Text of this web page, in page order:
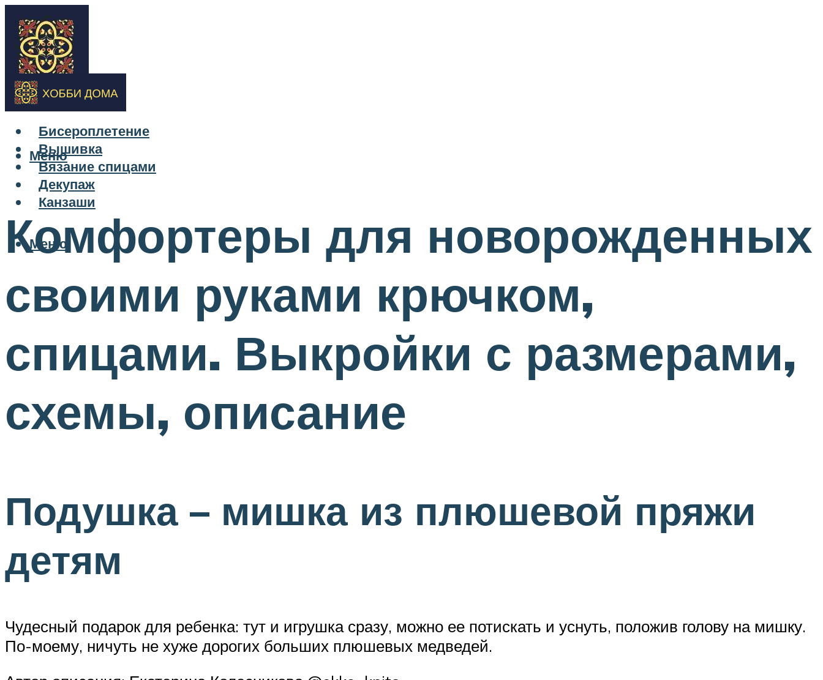
Бисероплетение
Вышивка
Вязание спицами
Декупаж
Канзаши
Меню
Меню
Комфортеры для новорожденных
своими руками крючком,
спицами. Выкройки с размерами,
схемы, описание
Подушка – мишка из плюшевой пряжи
детям
Чудесный подарок для ребенка: тут и игрушка сразу, можно ее потискать и уснуть, положив голову на мишку.
По-моему, ничуть не хуже дорогих больших плюшевых медведей.